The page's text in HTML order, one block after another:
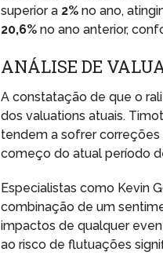
superior a 2% no ano,
20,6% no ano anterior,
ANÁLISE DE
A constatação de que o
dos valuations atuais.
tendem a sofrer
começo do atual período
Especialistas como Kevin
combinação de um
impactos de qualquer
ao risco de flutuações